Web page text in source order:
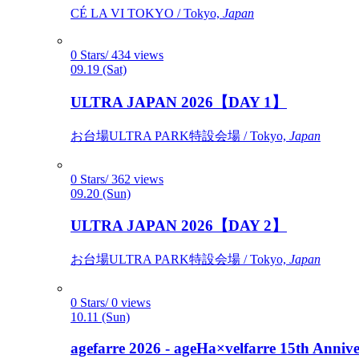
CÉ LA VI TOKYO / Tokyo, Japan
0 Stars/ 434 views
09.19 (Sat)
ULTRA JAPAN 2026【DAY 1】
お台場ULTRA PARK特設会場 / Tokyo, Japan
0 Stars/ 362 views
09.20 (Sun)
ULTRA JAPAN 2026【DAY 2】
お台場ULTRA PARK特設会場 / Tokyo, Japan
0 Stars/ 0 views
10.11 (Sun)
agefarre 2026 - ageHa×velfarre 15th